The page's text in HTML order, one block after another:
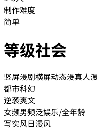
制作难度
简单
等级社会
竖屏漫剧横屏动态漫真人
都市科幻
逆袭爽文
女频男频泛娱乐/全年龄
写实风日漫风